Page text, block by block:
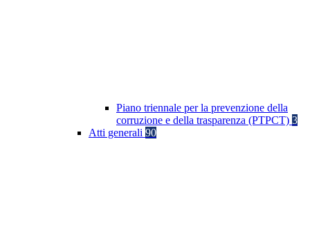
Piano triennale per la prevenzione della
corruzione e della trasparenza (PTPCT) 3
Atti generali 90